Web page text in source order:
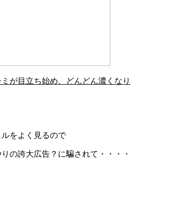
が目立ち始め、どんどん濃くなり
をよく見るので
の誇大広告？に騙されて・・・・